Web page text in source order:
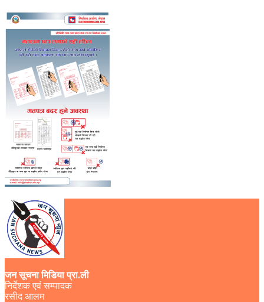
जन सूचना मिडिया प्रा.ली
निर्देशक एवं सम्पादक
रसीद आलम